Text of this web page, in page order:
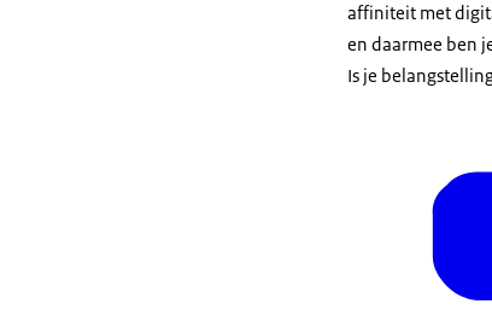
affiniteit met
en daarmee ben
Is je